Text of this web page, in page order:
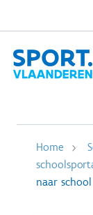
Home
naar school